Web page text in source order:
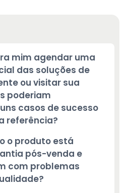
mim agendar uma
das soluções de
ou visitar sua
poderiam
casos de sucesso
referência?
o produto está
pós-venda e
com problemas